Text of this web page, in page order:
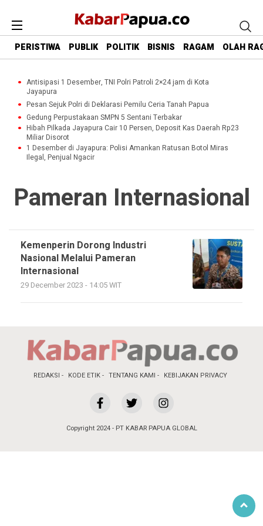
PERISTIWA PUBLIK POLITIK BISNIS RAGAM OLAH
Antisipasi 1 Desember, TNI Polri Patroli 2×24 jam di Kota
Jayapura
Pesan Sejuk Polri di Deklarasi Pemilu Ceria Tanah Papua
Gedung Perpustakaan SMPN 5 Sentani Terbakar
Hibah Pilkada Jayapura Cair 10 Persen, Deposit Kas Daerah Rp23
Miliar Disorot
1 Desember di Jayapura: Polisi Amankan Ratusan Botol Miras
Ilegal, Penjual Ngacir
Pameran Internasional
Kemenperin Dorong Industri
Nasional Melalui Pameran
Internasional
29 December 2023 - 14:05 WIT
REDAKSI KODE ETIK TENTANG KAMI KEBIJAKAN PRIVACY
Copyright 2024 - PT KABAR PAPUA GLOBAL